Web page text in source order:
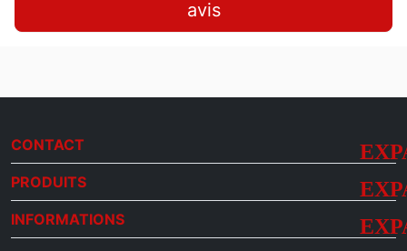
avis
CONTACT
PRODUITS
INFORMATIONS